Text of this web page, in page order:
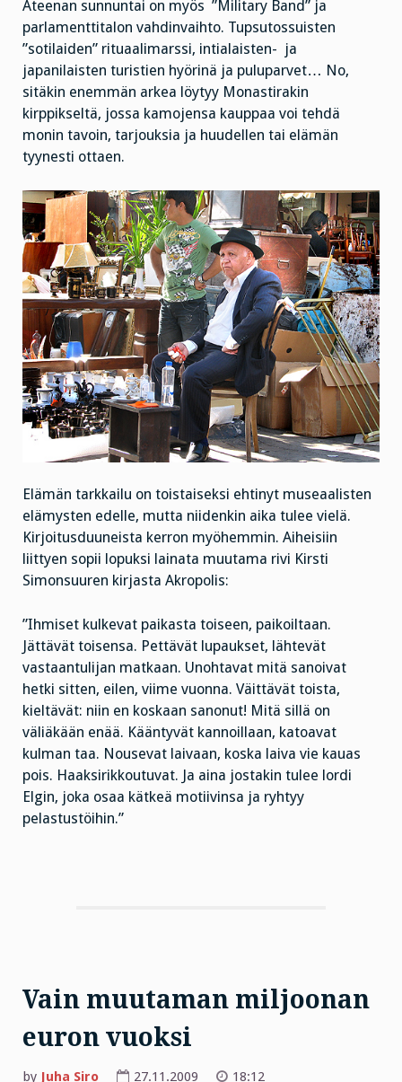
Ateenan sunnuntai on myös ”Military Band” ja
parlamenttitalon vahdinvaihto. Tupsutossuisten
”sotilaiden” rituaalimarssi, intialaisten- ja
japanilaisten turistien hyörinä ja puluparvet… No,
sitäkin enemmän arkea löytyy Monastirakin
kirppikseltä, jossa kamojensa kauppaa voi tehdä
monin tavoin, tarjouksia ja huudellen tai elämän
tyynesti ottaen.
Elämän tarkkailu on toistaiseksi ehtinyt museaalisten
elämysten edelle, mutta niidenkin aika tulee vielä.
Kirjoitusduuneista kerron myöhemmin. Aiheisiin
liittyen sopii lopuksi lainata muutama rivi Kirsti
Simonsuuren kirjasta Akropolis:
”Ihmiset kulkevat paikasta toiseen, paikoiltaan.
Jättävät toisensa. Pettävät lupaukset, lähtevät
vastaantulijan matkaan. Unohtavat mitä sanoivat
hetki sitten, eilen, viime vuonna. Väittävät toista,
kieltävät: niin en koskaan sanonut! Mitä sillä on
väliäkään enää. Kääntyvät kannoillaan, katoavat
kulman taa. Nousevat laivaan, koska laiva vie kauas
pois. Haaksirikkoutuvat. Ja aina jostakin tulee lordi
Elgin, joka osaa kätkeä motiivinsa ja ryhtyy
pelastustöihin.”
Vain muutaman miljoonan
euron vuoksi
by Juha Siro 27.11.2009
18:12